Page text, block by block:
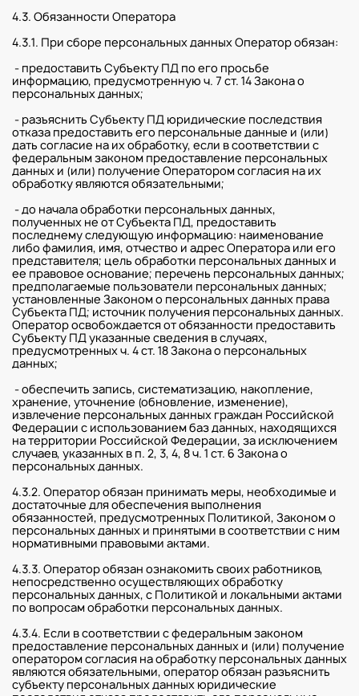
4.3. Обязанности Оператора
4.3.1. При сборе персональных данных Оператор обязан:
- предоставить Субъекту ПД по его просьбе
информацию, предусмотренную ч. 7 ст. 14 Закона о
персональных данных;
- разъяснить Субъекту ПД юридические последствия
отказа предоставить его персональные данные и (или)
дать согласие на их обработку, если в соответствии с
федеральным законом предоставление персональных
данных и (или) получение Оператором согласия на их
обработку являются обязательными;
- до начала обработки персональных данных,
полученных не от Субъекта ПД, предоставить
последнему следующую информацию: наименование
либо фамилия, имя, отчество и адрес Оператора или его
представителя; цель обработки персональных данных и
ее правовое основание; перечень персональных данных;
предполагаемые пользователи персональных данных;
установленные Законом о персональных данных права
Субъекта ПД; источник получения персональных данных.
Оператор освобождается от обязанности предоставить
Субъекту ПД указанные сведения в случаях,
предусмотренных ч. 4 ст. 18 Закона о персональных
данных;
- обеспечить запись, систематизацию, накопление,
хранение, уточнение (обновление, изменение),
извлечение персональных данных граждан Российской
Федерации с использованием баз данных, находящихся
на территории Российской Федерации, за исключением
случаев, указанных в п. 2, 3, 4, 8 ч. 1 ст. 6 Закона о
персональных данных.
4.3.2. Оператор обязан принимать меры, необходимые и
достаточные для обеспечения выполнения
обязанностей, предусмотренных Политикой, Законом о
персональных данных и принятыми в соответствии с ним
нормативными правовыми актами.
4.3.3. Оператор обязан ознакомить своих работников,
непосредственно осуществляющих обработку
персональных данных, с Политикой и локальными актами
по вопросам обработки персональных данных.
4.3.4. Если в соответствии с федеральным законом
предоставление персональных данных и (или) получение
оператором согласия на обработку персональных данных
являются обязательными, оператор обязан разъяснить
субъекту персональных данных юридические